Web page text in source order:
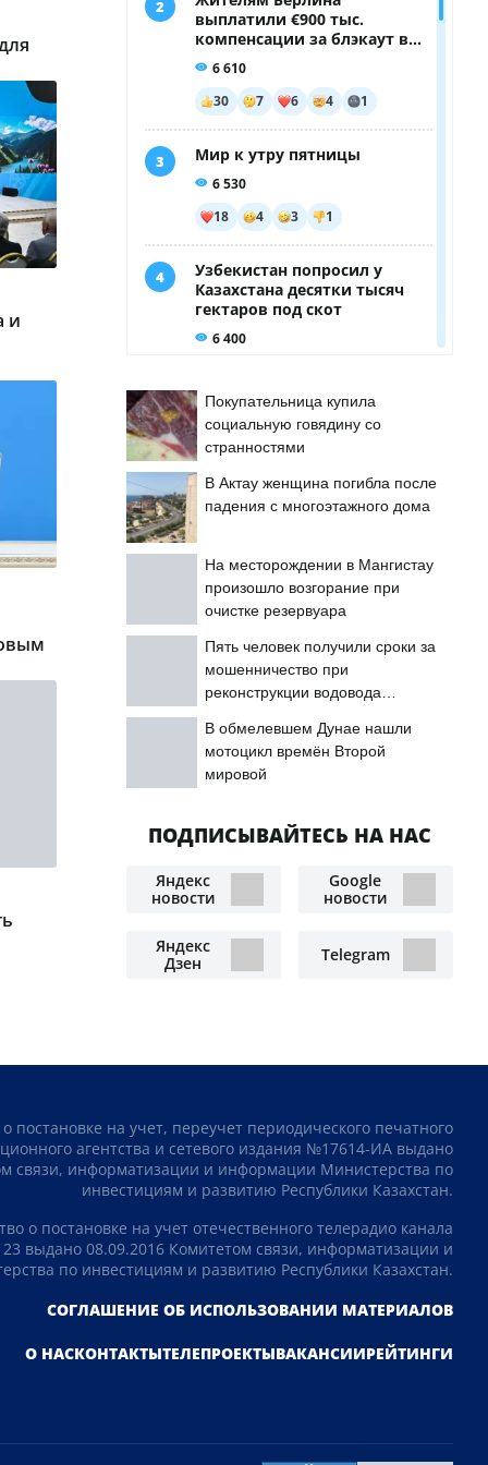
и
Покупательница купила
социальную говядину со
странностями
В Актау женщина погибла после
падения с многоэтажного дома
На месторождении в Мангистау
произошло возгорание при
очистке резервуара
Пять человек получили сроки за
мошенничество при
реконструкции водовода
В обмелевшем Дунае нашли
мотоцикл времён Второй
мировой
ПОДПИСЫВАЙТЕСЬ НА НАС
Яндекс
новости
Google
новости
Яндекс
Дзен
Telegram
постановке на учет, переучет периодического печатного
агентства и сетевого издания №17614-ИА выдано
связи, информатизации и информации Министерства по
инвестициям и развитию Республики Казахстан.
о постановке на учет отечественного телерадио канала
выдано 08.09.2016 Комитетом связи, информатизации и
по инвестициям и развитию Республики Казахстан.
СОГЛАШЕНИЕ ОБ ИСПОЛЬЗОВАНИИ МАТЕРИАЛОВ
О НАСКОНТАКТЫТЕЛЕПРОЕКТЫВАКАНСИИРЕЙТИНГИ